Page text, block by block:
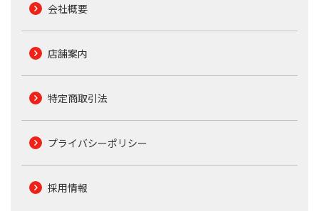
会社概要
店舗案内
特定商取引法
プライバシーポリシー
採用情報